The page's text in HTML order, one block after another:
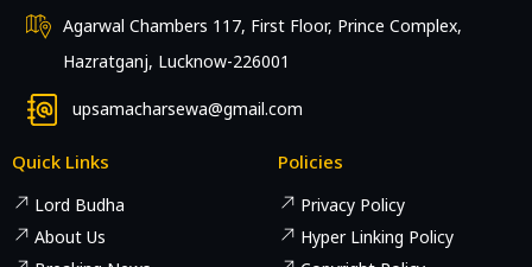
Agarwal Chambers 117, First Floor, Prince Complex,
Hazratganj, Lucknow-226001
upsamacharsewa@gmail.com
Quick Links
Lord Budha
About Us
Policies
Privacy Policy
Hyper Linking Policy